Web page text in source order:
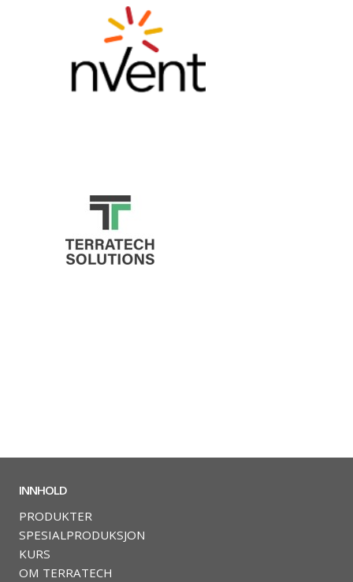
INNHOLD
PRODUKTER
SPESIALPRODUKSJON
KURS
OM TERRATECH